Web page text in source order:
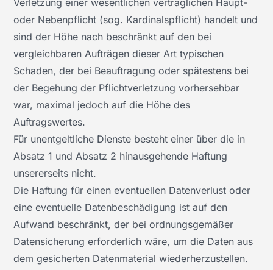
Verletzung einer wesentlichen vertraglichen Haupt-
oder Nebenpflicht (sog. Kardinalspflicht) handelt und
sind der Höhe nach beschränkt auf den bei
vergleichbaren Aufträgen dieser Art typischen
Schaden, der bei Beauftragung oder spätestens bei
der Begehung der Pflichtverletzung vorhersehbar
war, maximal jedoch auf die Höhe des
Auftragswertes.
Für unentgeltliche Dienste besteht einer über die in
Absatz 1 und Absatz 2 hinausgehende Haftung
unsererseits nicht.
Die Haftung für einen eventuellen Datenverlust oder
eine eventuelle Datenbeschädigung ist auf den
Aufwand beschränkt, der bei ordnungsgemäßer
Datensicherung erforderlich wäre, um die Daten aus
dem gesicherten Datenmaterial wiederherzustellen.